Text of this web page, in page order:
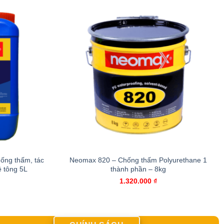
thấm, tác
5L
Neomax 820 – Chống thấm Polyurethane 1
thành phần – 8kg
1.320.000 ₫